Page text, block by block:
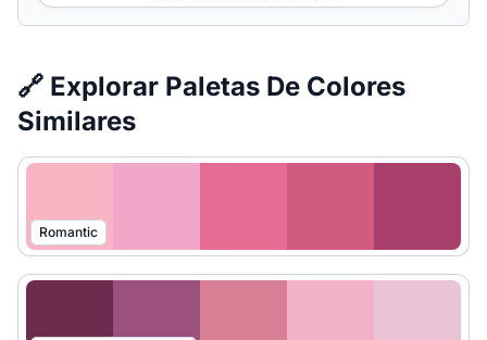
🔗 Explorar Paletas De Colores
Similares
Romantic